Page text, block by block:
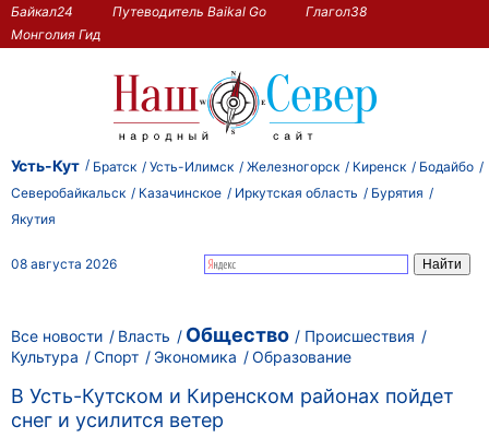
Байкал24 Путеводитель Baikal Go
Глагол38
Монголия Гид
Усть-Кут Братск Усть-Илимск Железногорск Киренск
Бодайбо
Северобайкальск
Казачинское Иркутская область
Бурятия
Якутия
08 августа 2026
Все новости Власть Общество
Происшествия
Культура
Спорт Экономика Образование
В Усть-Кутском и Киренском районах пойдет
снег и усилится ветер